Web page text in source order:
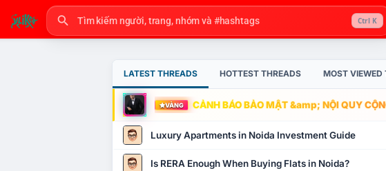
Ctrl K
LATEST THREADS HOTTEST THREADS MOST VIEWED
VÀNG CẢNH BÁO BẢO MẬT &amp; NỘI QUY
Luxury Apartments in Noida Investment Guide
Is RERA Enough When Buying Flats in Noida?